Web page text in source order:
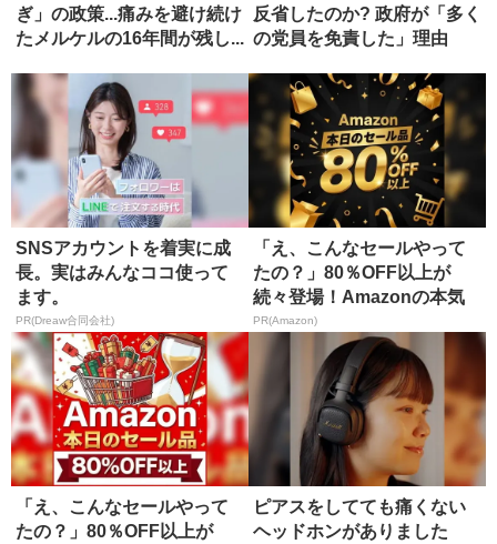
ぎ」の政策...痛みを避け続け
たメルケルの16年間が残し...
反省したのか? 政府が「多く
の党員を免責した」理由
SNSアカウントを着実に成
長。実はみんなココ使って
ます。
PR(Dreaw合同会社)
「え、こんなセールやって
たの？」80％OFF以上が
続々登場！Amazonの本気
が...
PR(Amazon)
「え、こんなセールやって
たの？」80％OFF以上が
ピアスをしてても痛くない
ヘッドホンがありました